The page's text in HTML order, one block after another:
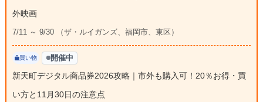
外映画
7/11 ～ 9/30 （ザ・ルイガンズ、福岡市、東区）
買い物 開催中
新天町デジタル商品券2026攻略｜市外も購入可！20％お得・買
い方と11月30日の注意点